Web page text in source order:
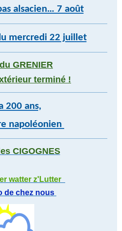
alsacien… 7 août
mercredi 22 juillet
GRENIER
terminé !
200 ans,
napoléonien
CIGOGNES
watter z'Lutter
de chez nous